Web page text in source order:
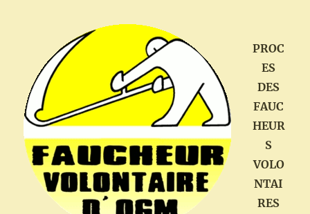
16
mai
prochains
PROC
ES
DES
FAUC
HEUR
S
VOLO
NTAI
RES